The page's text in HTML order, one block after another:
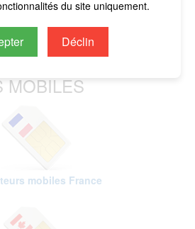
du site uniquement.
Déclin
MOBILES
mobiles France